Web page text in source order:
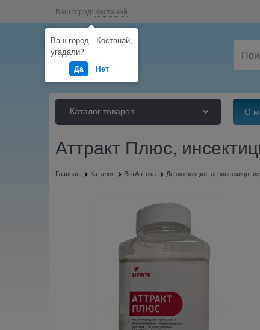
Ваш город: Костанай
Каталог товаров О
Аттракт Плюс,
Главная Каталог ВетАптека Дезинфекция, дезинсекиця,
Ваш город - Костанай,
угадали?
Да Нет